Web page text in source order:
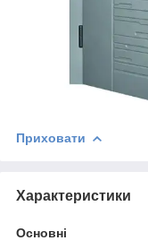
Приховати
Характеристики
Основні